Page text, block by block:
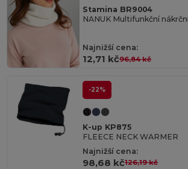
Stamina BR9004
Najnižší cena:
12,71 kč96,84 kč
-22%
K-up KP875
FLEECE NECK WARMER
Najnižší cena:
98,68 kč126,19 kč